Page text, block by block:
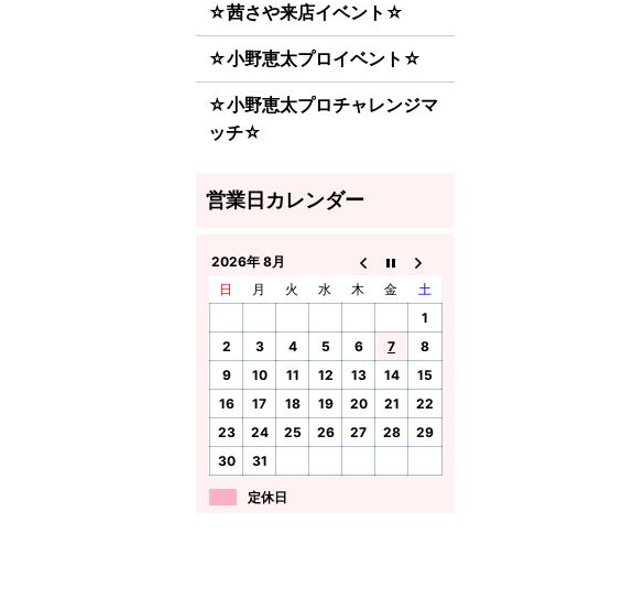
☆茜さや来店イベント☆
☆小野恵太プロイベント☆
☆小野恵太プロチャレンジマ
ッチ☆
2026年 8月
日
月 火 水 木 金
土
1
2
3 4 5 6 7
8
9
10 11 12 13 14
15
16
17 18 19 20 21
22
23
24 25 26 27 28
29
30
31
定休日